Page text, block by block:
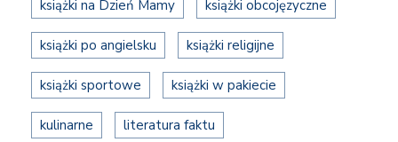
książki na Dzień Mamy książki obcojęzyczne
książki po angielsku książki religijne
książki sportowe książki w pakiecie
kulinarne literatura faktu